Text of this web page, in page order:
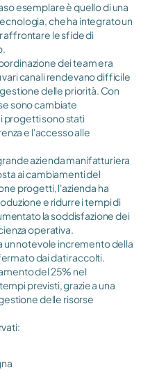
esemplare è quello di una
che ha integrato un
le sfide di
dei team era
canali rendevano difficile
delle priorità. Con
sono cambiate
progetti sono stati
e l'accesso alle
azienda manifatturiera
ai cambiamenti del
progetti, l'azienda ha
e ridurre i tempi di
la soddisfazione dei
operativa.
un notevole incremento della
dai dati raccolti.
del 25% nel
previsti, grazie a una
delle risorse